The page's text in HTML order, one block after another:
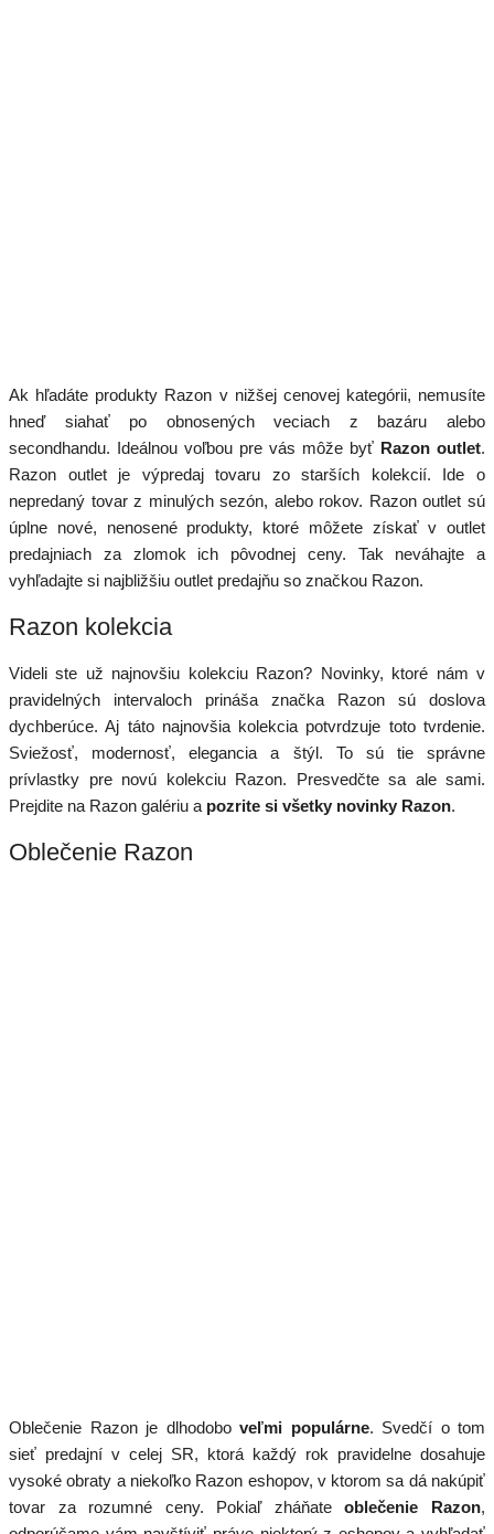
Ak hľadáte produkty Razon v nižšej cenovej kategórii, nemusíte
hneď siahať po obnosených veciach z bazáru alebo
secondhandu. Ideálnou voľbou pre vás môže byť Razon outlet.
Razon outlet je výpredaj tovaru zo starších kolekcií. Ide o
nepredaný tovar z minulých sezón, alebo rokov. Razon outlet sú
úplne nové, nenosené produkty, ktoré môžete získať v outlet
predajniach za zlomok ich pôvodnej ceny. Tak neváhajte a
vyhľadajte si najbližšiu outlet predajňu so značkou Razon.
Razon kolekcia
Videli ste už najnovšiu kolekciu Razon? Novinky, ktoré nám v
pravidelných intervaloch prináša značka Razon sú doslova
dychberúce. Aj táto najnovšia kolekcia potvrdzuje toto tvrdenie.
Sviežosť, modernosť, elegancia a štýl. To sú tie správne
prívlastky pre novú kolekciu Razon. Presvedčte sa ale sami.
Prejdite na Razon galériu a pozrite si všetky novinky Razon.
Oblečenie Razon
Oblečenie Razon je dlhodobo veľmi populárne. Svedčí o tom
sieť predajní v celej SR, ktorá každý rok pravidelne dosahuje
vysoké obraty a niekoľko Razon eshopov, v ktorom sa dá nakúpiť
tovar za rozumné ceny. Pokiaľ zháňateoblečenie Razon,